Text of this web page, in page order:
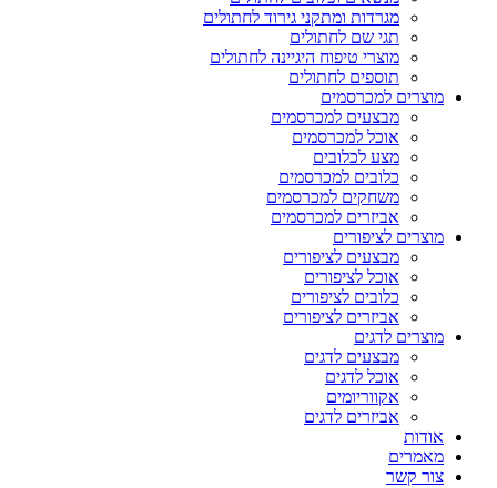
מגרדות ומתקני גירוד לחתולים
תגי שם לחתולים
מוצרי טיפוח היגיינה לחתולים
תוספים לחתולים
מוצרים למכרסמים
מבצעים למכרסמים
אוכל למכרסמים
מצע לכלובים
כלובים למכרסמים
משחקים למכרסמים
אביזרים למכרסמים
מוצרים לציפורים
מבצעים לציפורים
אוכל לציפורים
כלובים לציפורים
אביזרים לציפורים
מוצרים לדגים
מבצעים לדגים
אוכל לדגים
אקווריומים
אביזרים לדגים
אודות
מאמרים
צור קשר